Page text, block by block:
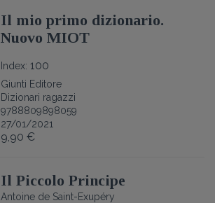
Il mio primo dizionario.
Nuovo MIOT
Index: 100
Giunti Editore
Dizionari ragazzi
9788809898059
27/01/2021
9,90 €
Il Piccolo Principe
Antoine de Saint-Exupéry